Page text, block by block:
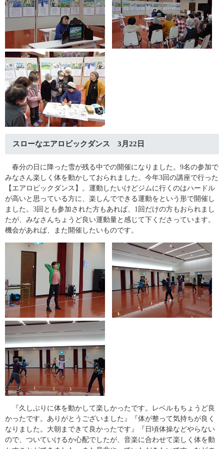
スローなエアロビックダンス 3月22日
春分の日に降った雪が残る中での開催になりました。9名の参加で
みなさん楽しく体を動かしておられました。今年3回の講座で行った
【エアロビックダンス】。運動したいけどジムに行くのはハードル
が高いと思っている方に、楽しんでできる運動をという形で開催し
ました。3回とも参加された方もあれば、1回だけの方もおられまし
たが、みなさんちょうど良い運動量と感じて下くださっています。
機会があれば、また開催したいものです。
『久しぶりに体を動かして楽しかったです。レベルもちょうど良
かったです。ありがとうございました』『体が整って気持ちが良く
なりました。大朝まできて良かったです』『日頃体操などやらない
ので、ついていけるか心配でしたが、音楽に合わせて楽しく体を動